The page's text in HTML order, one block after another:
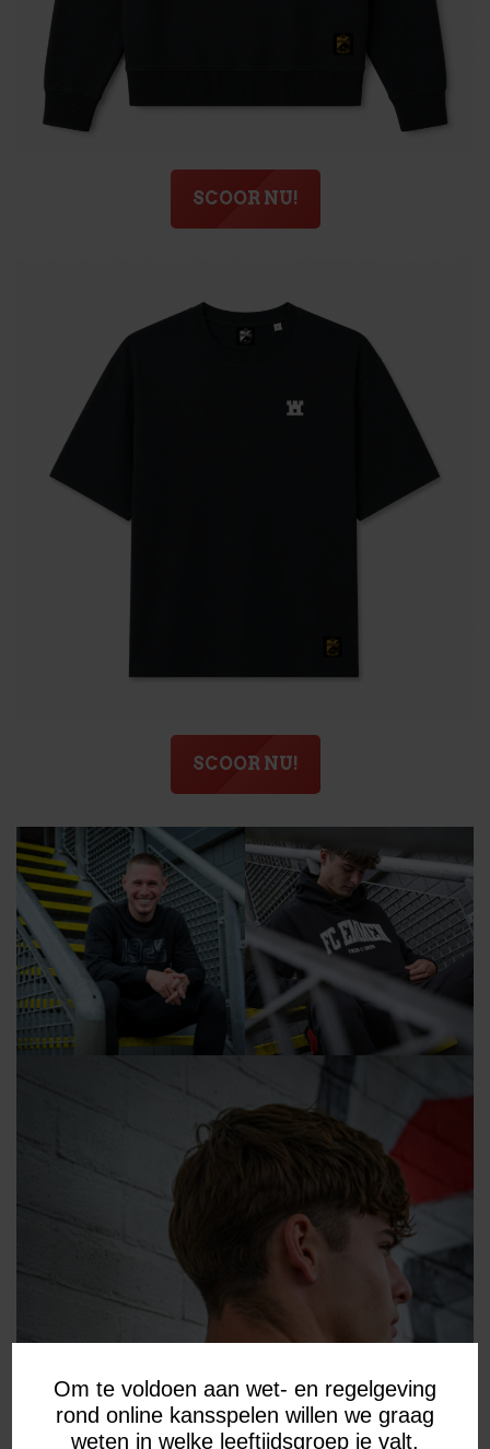
Om te voldoen aan wet- en regelgeving
rond online kansspelen willen we graag
weten in welke leeftijdsgroep je valt.
SCOOR NU!
SCOOR NU!